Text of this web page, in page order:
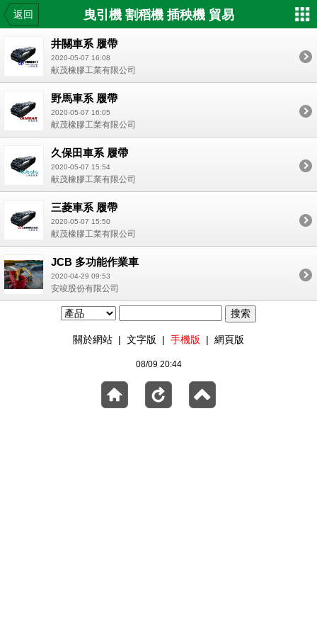
返回 曳引機 割稻機 插秧機 貿易
井關車系 履帶
2020-05-07 16:08
献茂橡膠工業有限公司
野馬車系 履帶
2020-05-07 16:05
献茂橡膠工業有限公司
久保田車系 履帶
2020-05-07 15:54
献茂橡膠工業有限公司
三菱車系 履帶
2020-05-07 15:50
献茂橡膠工業有限公司
JCB 多功能作業車
2020-04-29 09:53
安竣股份有限公司
關於網站 | 文字版 | 手機版 | 網頁版
08/09 20:44